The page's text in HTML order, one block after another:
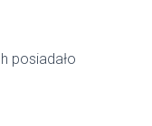
posiadało